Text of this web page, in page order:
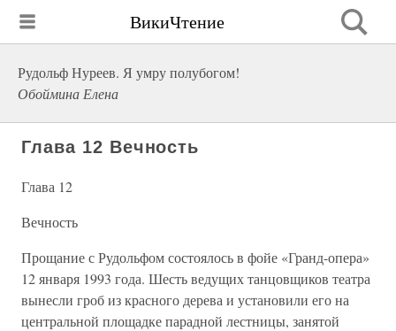
ВикиЧтение
Рудольф Нуреев. Я умру полубогом!
Обоймина Елена
Глава 12 Вечность
Глава 12
Вечность
Прощание с Рудольфом состоялось в фойе «Гранд-опера»
12 января 1993 года. Шесть ведущих танцовщиков театра
вынесли гроб из красного дерева и установили его на
центральной площадке парадной лестницы, занятой